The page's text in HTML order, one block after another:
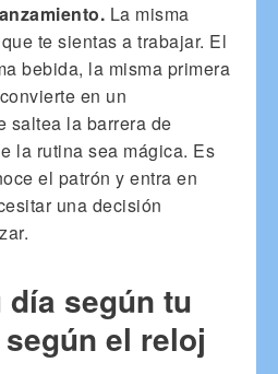
La misma
te sientas a trabajar. El
bebida, la misma primera
en un
saltea la barrera de
la rutina sea mágica. Es
el patrón y entra en
una decisión
día según tu
el reloj